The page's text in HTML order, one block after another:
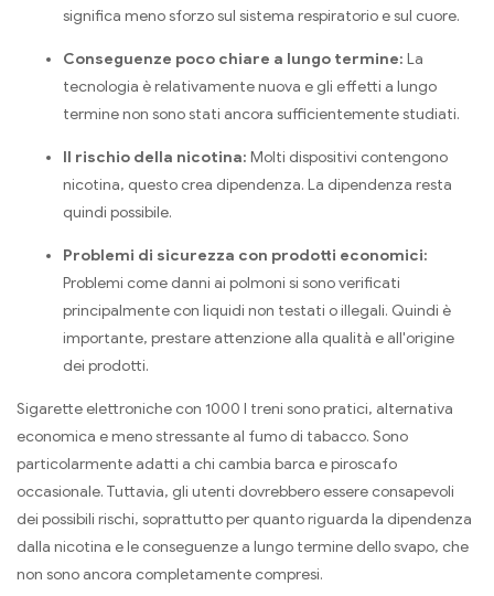
significa meno sforzo sul sistema respiratorio e sul cuore.
Conseguenze poco chiare a lungo termine: La
tecnologia è relativamente nuova e gli effetti a lungo
termine non sono stati ancora sufficientemente studiati.
Il rischio della nicotina: Molti dispositivi contengono
nicotina, questo crea dipendenza. La dipendenza resta
quindi possibile.
Problemi di sicurezza con prodotti economici:
Problemi come danni ai polmoni si sono verificati
principalmente con liquidi non testati o illegali. Quindi è
importante, prestare attenzione alla qualità e all'origine
dei prodotti.
Sigarette elettroniche con 1000 I treni sono pratici, alternativa
economica e meno stressante al fumo di tabacco. Sono
particolarmente adatti a chi cambia barca e piroscafo
occasionale. Tuttavia, gli utenti dovrebbero essere consapevoli
dei possibili rischi, soprattutto per quanto riguarda la dipendenza
dalla nicotina e le conseguenze a lungo termine dello svapo, che
non sono ancora completamente compresi.